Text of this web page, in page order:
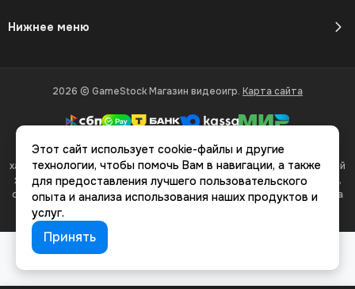
Нижнее меню
2026 © GameStock Магазин видеоигр. Карта сайта
Вся представленная на сайте информация, касающаяся
характеристик, стоимости товаров и услуг, носит информационный
характер и ни при каких условиях не является публичной офертой,
определяемой положениями Статьи 437(2) Гражданского кодекса
Этот сайт использует cookie-файлы и другие
технологии, чтобы помочь Вам в навигации, а также
для предоставления лучшего пользовательского
опыта и анализа использования наших продуктов и
услуг.
Принять